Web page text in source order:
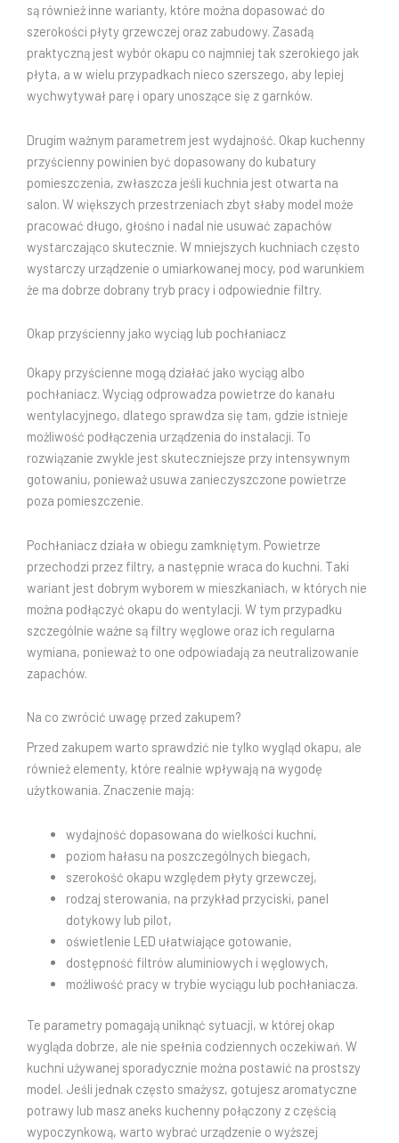
są również inne warianty, które można dopasować do
szerokości płyty grzewczej oraz zabudowy. Zasadą
praktyczną jest wybór okapu co najmniej tak szerokiego jak
płyta, a w wielu przypadkach nieco szerszego, aby lepiej
wychwytywał parę i opary unoszące się z garnków.
Drugim ważnym parametrem jest wydajność. Okap kuchenny
przyścienny powinien być dopasowany do kubatury
pomieszczenia, zwłaszcza jeśli kuchnia jest otwarta na
salon. W większych przestrzeniach zbyt słaby model może
pracować długo, głośno i nadal nie usuwać zapachów
wystarczająco skutecznie. W mniejszych kuchniach często
wystarczy urządzenie o umiarkowanej mocy, pod warunkiem
że ma dobrze dobrany tryb pracy i odpowiednie filtry.
Okap przyścienny jako wyciąg lub pochłaniacz
Okapy przyścienne mogą działać jako wyciąg albo
pochłaniacz. Wyciąg odprowadza powietrze do kanału
wentylacyjnego, dlatego sprawdza się tam, gdzie istnieje
możliwość podłączenia urządzenia do instalacji. To
rozwiązanie zwykle jest skuteczniejsze przy intensywnym
gotowaniu, ponieważ usuwa zanieczyszczone powietrze
poza pomieszczenie.
Pochłaniacz działa w obiegu zamkniętym. Powietrze
przechodzi przez filtry, a następnie wraca do kuchni. Taki
wariant jest dobrym wyborem w mieszkaniach, w których nie
można podłączyć okapu do wentylacji. W tym przypadku
szczególnie ważne są filtry węglowe oraz ich regularna
wymiana, ponieważ to one odpowiadają za neutralizowanie
zapachów.
Na co zwrócić uwagę przed zakupem?
Przed zakupem warto sprawdzić nie tylko wygląd okapu, ale
również elementy, które realnie wpływają na wygodę
użytkowania. Znaczenie mają:
wydajność dopasowana do wielkości kuchni,
poziom hałasu na poszczególnych biegach,
szerokość okapu względem płyty grzewczej,
rodzaj sterowania, na przykład przyciski, panel
dotykowy lub pilot,
oświetlenie LED ułatwiające gotowanie,
dostępność filtrów aluminiowych i węglowych,
możliwość pracy w trybie wyciągu lub pochłaniacza.
Te parametry pomagają uniknąć sytuacji, w której okap
wygląda dobrze, ale nie spełnia codziennych oczekiwań. W
kuchni używanej sporadycznie można postawić na prostszy
model. Jeśli jednak często smażysz, gotujesz aromatyczne
potrawy lub masz aneks kuchenny połączony z częścią
wypoczynkową, warto wybrać urządzenie o wyższej